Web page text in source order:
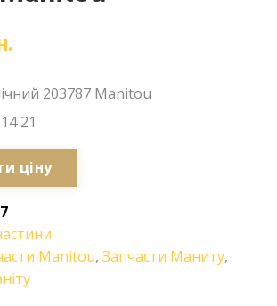
203787 Manitou
21
ціну
Manitou, Запчасти Маниту,